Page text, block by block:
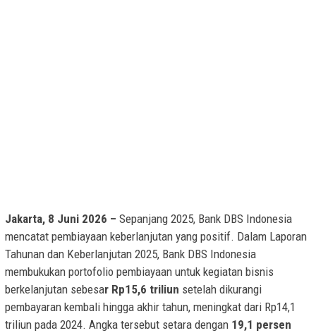
Jakarta, 8 Juni 2026 – Sepanjang 2025, Bank DBS Indonesia
mencatat pembiayaan keberlanjutan yang positif. Dalam Laporan
Tahunan dan Keberlanjutan 2025, Bank DBS Indonesia
membukukan portofolio pembiayaan untuk kegiatan bisnis
berkelanjutan sebesar Rp15,6 triliun setelah dikurangi
pembayaran kembali hingga akhir tahun, meningkat dari Rp14,1
triliun pada 2024. Angka tersebut setara dengan 19,1 persen